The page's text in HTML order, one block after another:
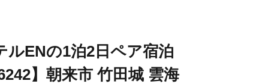
ルENの1泊2日ペア宿泊
】朝来市 竹田城 雲海